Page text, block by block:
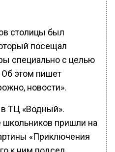
столицы был
посещал
специально с целью
Об этом пишет
новости».
ТЦ «Водный».
школьников пришли на
«Приключения